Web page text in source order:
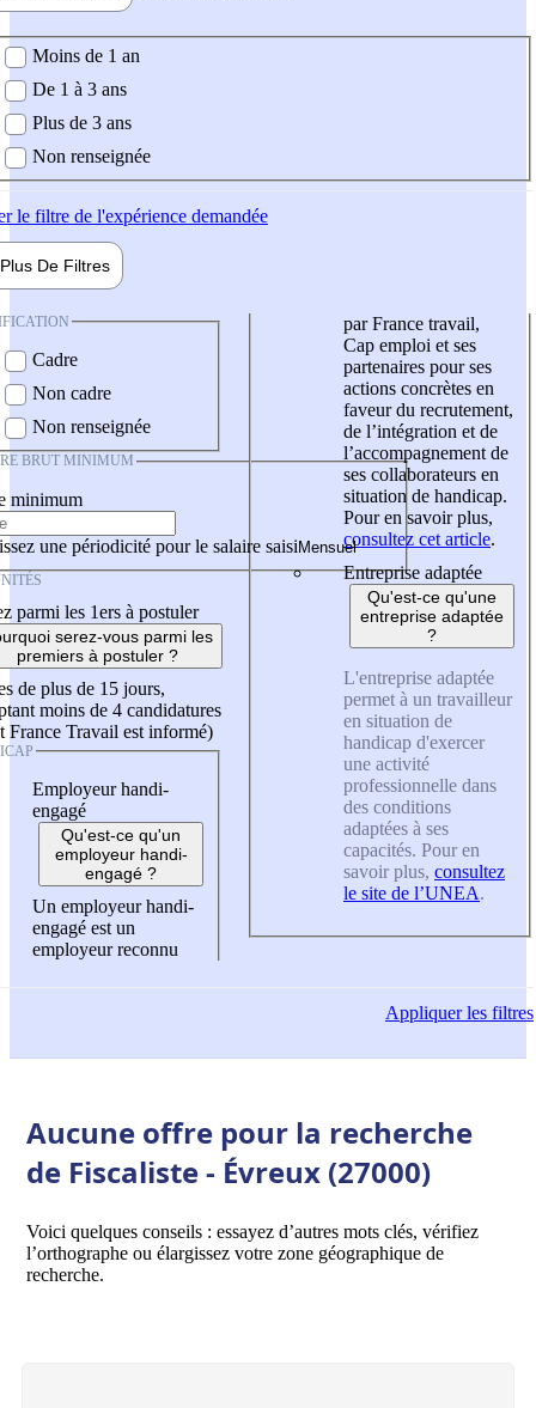
demandée
Moins de 1 an
De 1 à 3 ans
Plus de 3 ans
Non renseignée
le filtre de l'expérience demandée
Plus De Filtres
Cadre
Non cadre
Non renseignée
BRUT MINIMUM
minimum
une périodicité pour le salaire saisi
parmi les 1ers à postuler
serez-vous parmi les
premiers à postuler ?
de plus de 15 jours,
moins de 4 candidatures
France Travail est informé)
Employeur handi-
engagé
Qu'est-ce qu'un
employeur handi-
engagé ?
Un employeur handi-
engagé est un
employeur reconnu
par France travail,
Cap emploi et ses
partenaires pour ses
actions concrètes en
faveur du recrutement,
de l’intégration et de
l’accompagnement de
ses collaborateurs en
situation de handicap.
Pour en savoir plus,
consultez cet article.
Entreprise adaptée
Qu'est-ce qu'une
entreprise adaptée
?
L'entreprise adaptée
permet à un travailleur
en situation de
handicap d'exercer
une activité
professionnelle dans
des conditions
adaptées à ses
capacités. Pour en
savoir plus, consultez
le site de l’UNEA.
Appliquerles filtres
Aucune offre pour la recherche
de Fiscaliste - Évreux (27000)
Voici quelques conseils : essayez d’autres mots clés, vérifiez
l’orthographe ou élargissez votre zone géographique de
recherche.